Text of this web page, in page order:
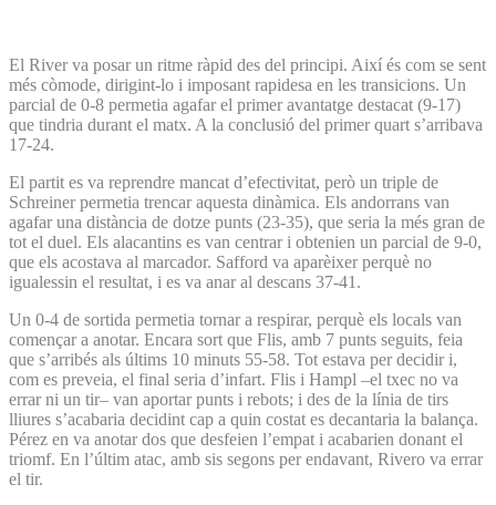
El River va posar un ritme ràpid des del principi. Així és com se sent
més còmode, dirigint-lo i imposant rapidesa en les transicions. Un
parcial de 0-8 permetia agafar el primer avantatge destacat (9-17)
que tindria durant el matx. A la conclusió del primer quart s’arribava
17-24.
El partit es va reprendre mancat d’efectivitat, però un triple de
Schreiner permetia trencar aquesta dinàmica. Els andorrans van
agafar una distància de dotze punts (23-35), que seria la més gran de
tot el duel. Els alacantins es van centrar i obtenien un parcial de 9-0,
que els acostava al marcador. Safford va aparèixer perquè no
igualessin el resultat, i es va anar al descans 37-41.
Un 0-4 de sortida permetia tornar a respirar, perquè els locals van
començar a anotar. Encara sort que Flis, amb 7 punts seguits, feia
que s’arribés als últims 10 minuts 55-58. Tot estava per decidir i,
com es preveia, el final seria d’infart. Flis i Hampl –el txec no va
errar ni un tir– van aportar punts i rebots; i des de la línia de tirs
lliures s’acabaria decidint cap a quin costat es decantaria la balança.
Pérez en va anotar dos que desfeien l’empat i acabarien donant el
triomf. En l’últim atac, amb sis segons per endavant, Rivero va errar
el tir.